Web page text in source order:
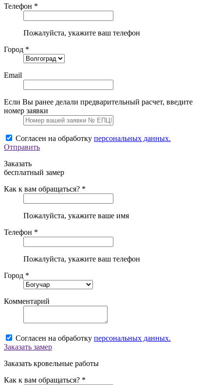
Телефон *
Пожалуйста, укажите ваш телефон
Город *
Email
Если Вы ранее делали предварительный расчет, введите
номер заявки
Согласен на обработку персональных данных.
Отправить
Заказать
бесплатный замер
Как к вам обращаться? *
Пожалуйста, укажите ваше имя
Телефон *
Пожалуйста, укажите ваш телефон
Город *
Комментарий
Согласен на обработку персональных данных.
Заказать замер
Заказать кровельные работы
Как к вам обращаться? *